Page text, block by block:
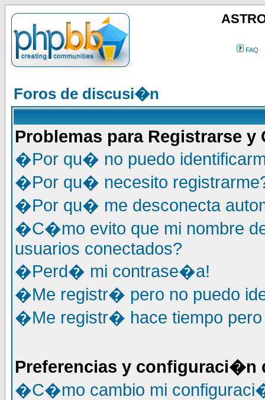
FAQ
Foros de discusi�n
Problemas para Registrarse y
�Por qu� no puedo
�Por qu� necesito
�Por qu� me desconecta
�C�mo evito que mi nombre
usuarios conectados?
�Perd� mi contrase�a!
�Me registr� pero no puedo
�Me registr� hace tiempo pero
Preferencias y configuraci�n
�C�mo cambio mi